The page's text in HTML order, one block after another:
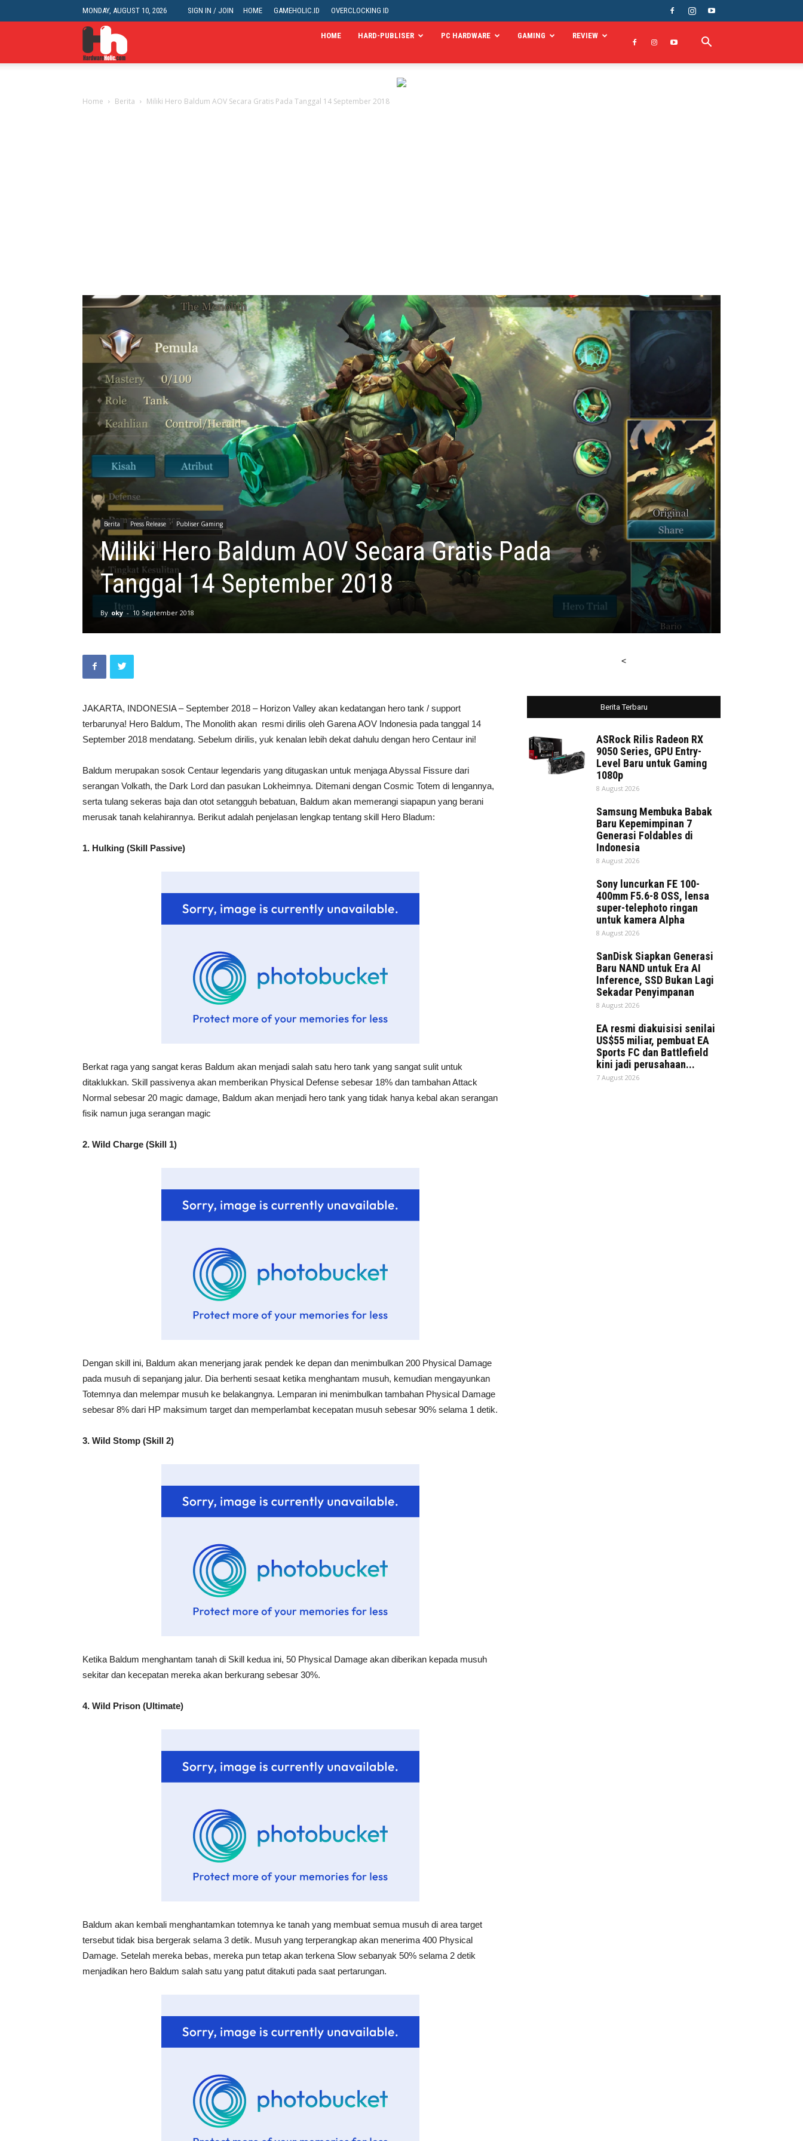
MONDAY, AUGUST 10, 2026 SIGN IN / JOIN HOME GAMEHOLIC.ID OVERCLOCKING ID
HardwareHolic.com
HOME HARD-PUBLISER PC HARDWARE GAMING REVIEW
Home Berita Miliki Hero Baldum AOV Secara Gratis Pada Tanggal 14 September 2018
Berita Press Release Publiser Gaming
Miliki Hero Baldum AOV Secara Gratis Pada
Tanggal 14 September 2018
By oky - 10 September 2018
JAKARTA, INDONESIA – September 2018 – Horizon Valley akan kedatangan hero tank / support
terbarunya! Hero Baldum, The Monolith akan resmi dirilis oleh Garena AOV Indonesia pada tanggal 14
September 2018 mendatang. Sebelum dirilis, yuk kenalan lebih dekat dahulu dengan hero Centaur ini!
Baldum merupakan sosok Centaur legendaris yang ditugaskan untuk menjaga Abyssal Fissure dari
serangan Volkath, the Dark Lord dan pasukan Lokheimnya. Ditemani dengan Cosmic Totem di lengannya,
serta tulang sekeras baja dan otot setangguh bebatuan, Baldum akan memerangi siapapun yang berani
merusak tanah kelahirannya. Berikut adalah penjelasan lengkap tentang skill Hero Bladum:
1. Hulking (Skill Passive)
Berkat raga yang sangat keras Baldum akan menjadi salah satu hero tank yang sangat sulit untuk
ditaklukkan. Skill passivenya akan memberikan Physical Defense sebesar 18% dan tambahan Attack
Normal sebesar 20 magic damage, Baldum akan menjadi hero tank yang tidak hanya kebal akan serangan
fisik namun juga serangan magic
2. Wild Charge (Skill 1)
Dengan skill ini, Baldum akan menerjang jarak pendek ke depan dan menimbulkan 200 Physical Damage
pada musuh di sepanjang jalur. Dia berhenti sesaat ketika menghantam musuh, kemudian mengayunkan
Totemnya dan melempar musuh ke belakangnya. Lemparan ini menimbulkan tambahan Physical Damage
sebesar 8% dari HP maksimum target dan memperlambat kecepatan musuh sebesar 90% selama 1 detik.
3. Wild Stomp (Skill 2)
Ketika Baldum menghantam tanah di Skill kedua ini, 50 Physical Damage akan diberikan kepada musuh
sekitar dan kecepatan mereka akan berkurang sebesar 30%.
4. Wild Prison (Ultimate)
Baldum akan kembali menghantamkan totemnya ke tanah yang membuat semua musuh di area target
tersebut tidak bisa bergerak selama 3 detik. Musuh yang terperangkap akan menerima 400 Physical
Damage. Setelah mereka bebas, mereka pun tetap akan terkena Slow sebanyak 50% selama 2 detik
menjadikan hero Baldum salah satu yang patut ditakuti pada saat pertarungan.
<
Berita Terbaru
ASRock Rilis Radeon RX
9050 Series, GPU Entry-
Level Baru untuk Gaming
1080p
8 August 2026
Samsung Membuka Babak
Baru Kepemimpinan 7
Generasi Foldables di
Indonesia
8 August 2026
Sony luncurkan FE 100-
400mm F5.6-8 OSS, lensa
super-telephoto ringan
untuk kamera Alpha
8 August 2026
SanDisk Siapkan Generasi
Baru NAND untuk Era AI
Inference, SSD Bukan Lagi
Sekadar Penyimpanan
8 August 2026
EA resmi diakuisisi senilai
US$55 miliar, pembuat EA
Sports FC dan Battlefield
kini jadi perusahaan...
7 August 2026